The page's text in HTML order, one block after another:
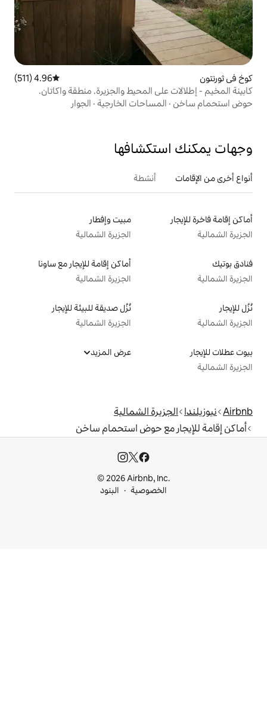
المحيط والجزيرة. منطقة واكاتان.
الخارجية· الجوار
أنشطة
مبيت وإفطار
الجزيرة الشمالية
أماكن إقامة للإيجار مع ساونا
الجزيرة الشمالية
نُزُل صديقة للبيئة للإيجار
الجزيرة الشمالية
عرض المزيد
الشمالية
حوض استحمام ساخن